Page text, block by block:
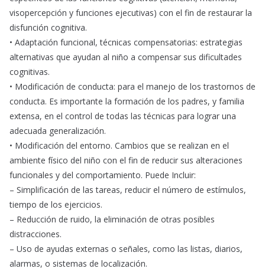
visopercepción y funciones ejecutivas) con el fin de restaurar la
disfunción cognitiva.
• Adaptación funcional, técnicas compensatorias: estrategias
alternativas que ayudan al niño a compensar sus dificultades
cognitivas.
• Modificación de conducta: para el manejo de los trastornos de
conducta. Es importante la formación de los padres, y familia
extensa, en el control de todas las técnicas para lograr una
adecuada generalización.
• Modificación del entorno. Cambios que se realizan en el
ambiente físico del niño con el fin de reducir sus alteraciones
funcionales y del comportamiento. Puede Incluir:
– Simplificación de las tareas, reducir el número de estímulos,
tiempo de los ejercicios.
– Reducción de ruido, la eliminación de otras posibles
distracciones.
– Uso de ayudas externas o señales, como las listas, diarios,
alarmas, o sistemas de localización.